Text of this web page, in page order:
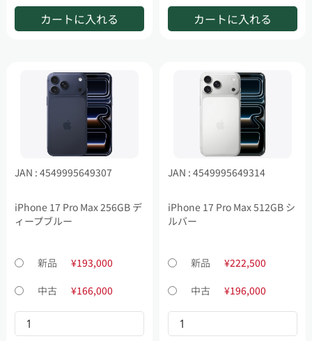
カートに入れる カートに入れる
JAN : 4549995649307
iPhone 17 Pro Max 256GB デ
ィープブルー
新品
¥193,000
中古
¥166,000
JAN : 4549995649314
iPhone 17 Pro Max 512GB シ
ルバー
新品
¥222,500
中古
¥196,000